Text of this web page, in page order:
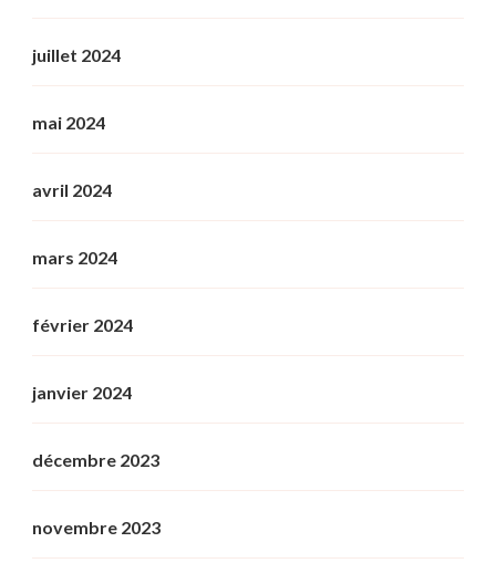
juillet 2024
mai 2024
avril 2024
mars 2024
février 2024
janvier 2024
décembre 2023
novembre 2023